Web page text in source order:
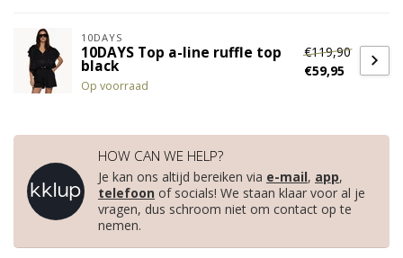
10DAYS
10DAYS Top a-line ruffle top
black
Op voorraad
€119,90
€59,95
HOW CAN WE HELP?
Je kan ons altijd bereiken via e-mail, app,
telefoon of socials! We staan klaar voor al je
vragen, dus schroom niet om contact op te
nemen.